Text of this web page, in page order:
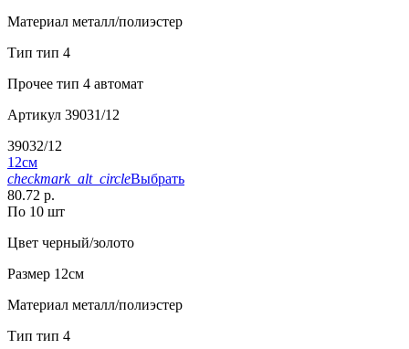
Материал металл/полиэстер
Тип тип 4
Прочее тип 4 автомат
Артикул 39031/12
39032/12
12см
checkmark_alt_circleВыбрать
80.72 р.
По 10 шт
Цвет черный/золото
Размер 12см
Материал металл/полиэстер
Тип тип 4